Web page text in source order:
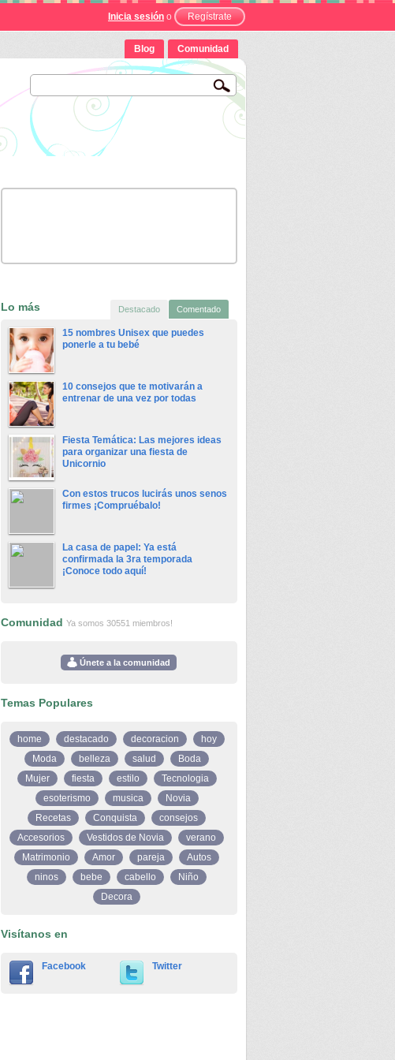
Inicia sesión o Regístrate
Blog Comunidad
Lo más Destacado Comentado
15 nombres Unisex que puedes
ponerle a tu bebé
10 consejos que te motivarán a
entrenar de una vez por todas
Fiesta Temática: Las mejores ideas
para organizar una fiesta de
Unicornio
Con estos trucos lucirás unos senos
firmes ¡Compruébalo!
La casa de papel: Ya está
confirmada la 3ra temporada
¡Conoce todo aquí!
Comunidad Ya somos 30551 miembros!
Únete a la comunidad
Temas Populares
home destacado decoracion
hoy
Moda
belleza salud
Boda
Mujer
fiesta estilo
Tecnologia
esoterismo
musica
Novia
Recetas
Conquista
consejos
Accesorios
Vestidos de Novia
verano
Matrimonio
Amor pareja
Autos
ninos
bebe cabello
Niño
Decora
Visítanos en
Facebook Twitter